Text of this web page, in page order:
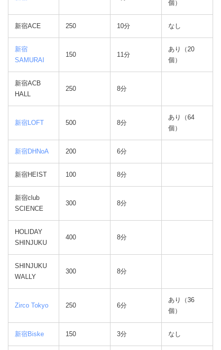
個）
新宿ACE 250 10分 なし
新宿
SAMURAI
150 11分
あり（20
個）
新宿ACB
HALL
250 8分
新宿LOFT 500 8分
あり（64
個）
新宿DHNoA 200 6分
新宿HEIST 100 8分
新宿club
SCIENCE
300 8分
HOLIDAY
SHINJUKU
400 8分
SHINJUKU
WALLY
300 8分
Zirco Tokyo 250 6分
あり（36
個）
新宿Biske 150 3分 なし